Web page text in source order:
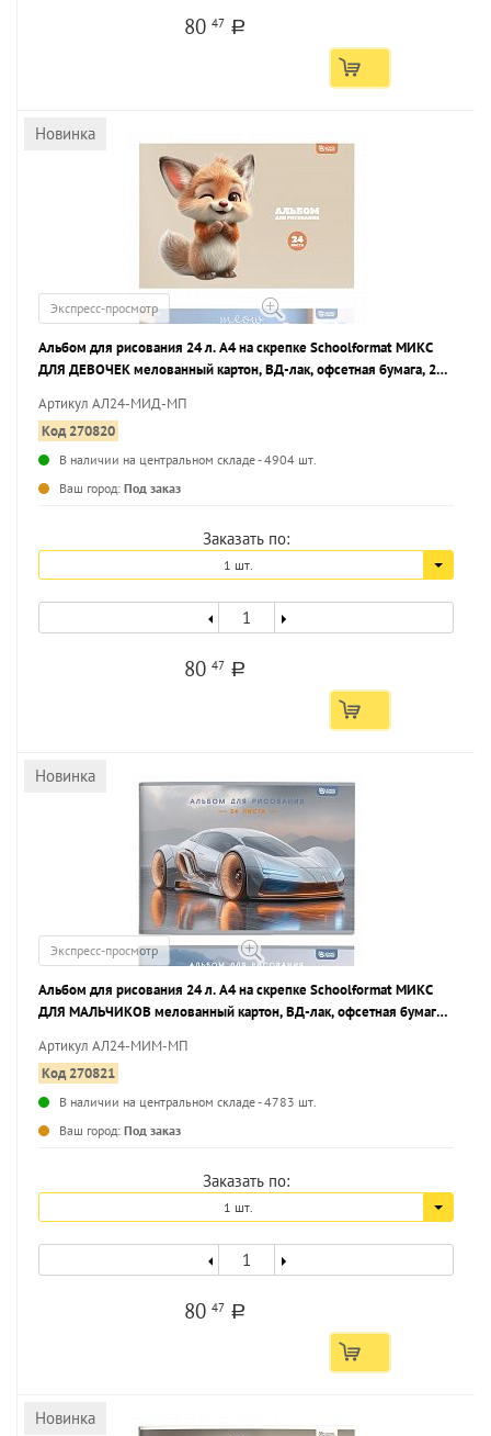
8047 a
Новинка
Экспресс-просмотр
Альбом для рисования 24 л. А4 на скрепке Schoolformat МИКС
ДЛЯ ДЕВОЧЕК мелованный картон, ВД-лак, офсетная бумага, 2
Артикул АЛ24-МИД-МП
Код 270820
В наличии на центральном складе - 4904 шт.
Ваш город: Под заказ
Заказать по:
1 шт.
8047 a
Новинка
Экспресс-просмотр
Альбом для рисования 24 л. А4 на скрепке Schoolformat МИКС
ДЛЯ МАЛЬЧИКОВ мелованный картон, ВД-лак, офсетная бумага,
Артикул АЛ24-МИМ-МП
Код 270821
В наличии на центральном складе - 4783 шт.
Ваш город: Под заказ
Заказать по:
1 шт.
8047 a
Новинка